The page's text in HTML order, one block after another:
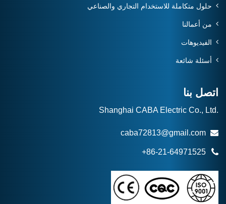
حلول متكاملة للاستخدام التجاري والصناعي
من أعمالنا
الفيديوهات
أسئلة شائعة
اتصل بنا
Shanghai CABA Electric Co., Ltd.
caba72813@gmail.com
+86-21-64971525